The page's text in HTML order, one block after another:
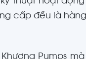
cấp đều là
Pumps